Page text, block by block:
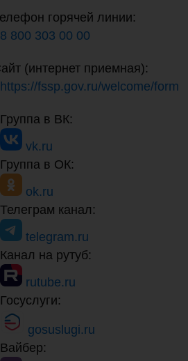
горячей линии:
8 800 303 00 00
(интернет приемная):
https://fssp.gov.ru/welcome/form
Группа в ВК:
vk.ru
Группа в ОК:
ok.ru
Телеграм канал:
telegram.ru
Канал на рутуб:
rutube.ru
Госуслуги:
gosuslugi.ru
Вайбер: